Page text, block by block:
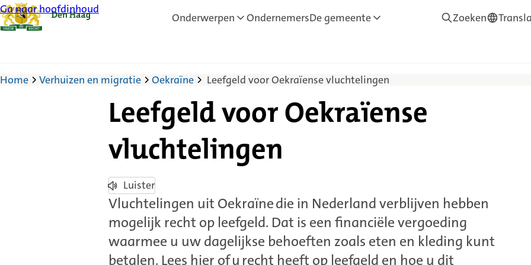
Ga naar hoofdinhoud
Onderwerpen OndernemersDe gemeente Zoeken—
Home Verhuizen en migratie Oekraïne Leefgeld voor Oekraïense vluchtelingen
Leefgeld voor Oekraïense
vluchtelingen
Luister
Vluchtelingen uit Oekraïne die in Nederland verblijven hebben
mogelijk recht op leefgeld. Dat is een financiële vergoeding
waarmee u uw dagelijkse behoeften zoals eten en kleding kunt
betalen. Lees hier of u recht heeft op leefgeld en hoe u dit